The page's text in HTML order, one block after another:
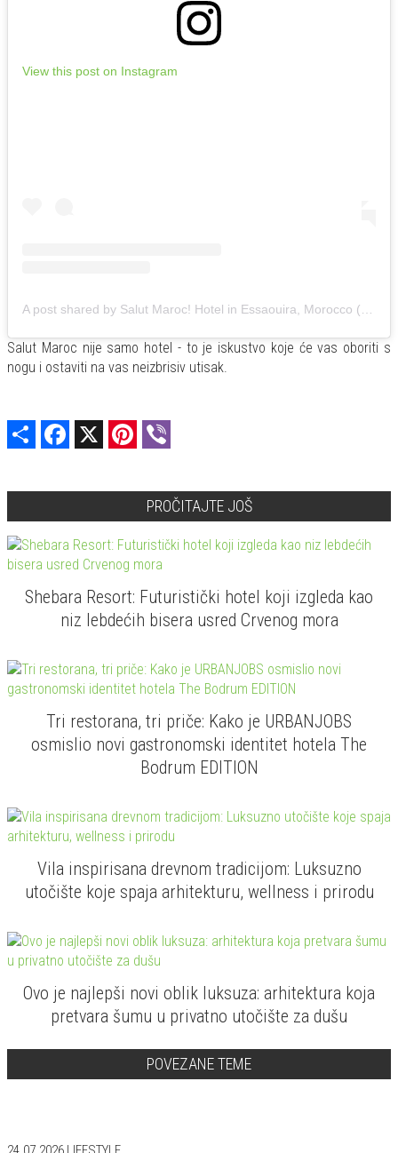
View this post on Instagram
Salut Maroc nije samo hotel - to je iskustvo koje će vas oboriti s
nogu i ostaviti na vas neizbrisiv utisak.
Share Facebook Pinterest
PROČITAJTE JOŠ
Shebara Resort: Futuristički hotel koji izgleda kao
niz lebdećih bisera usred Crvenog mora
Tri restorana, tri priče: Kako je URBANJOBS
osmislio novi gastronomski identitet hotela The
Bodrum EDITION
Vila inspirisana drevnom tradicijom: Luksuzno
utočište koje spaja arhitekturu, wellness i prirodu
Ovo je najlepši novi oblik luksuza: arhitektura koja
pretvara šumu u privatno utočište za dušu
POVEZANE TEME